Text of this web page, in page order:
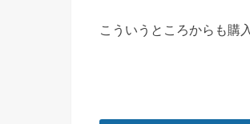
こういうところからも購